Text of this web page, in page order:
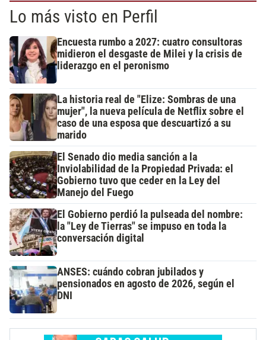
Lo más visto en Perfil
Encuesta rumbo a 2027: cuatro consultoras
midieron el desgaste de Milei y la crisis de
liderazgo en el peronismo
La historia real de "Elize: Sombras de una
mujer", la nueva película de Netflix sobre el
caso de una esposa que descuartizó a su
marido
El Senado dio media sanción a la
Inviolabilidad de la Propiedad Privada: el
Gobierno tuvo que ceder en la Ley del
Manejo del Fuego
El Gobierno perdió la pulseada del nombre:
la "Ley de Tierras" se impuso en toda la
conversación digital
ANSES: cuándo cobran jubilados y
pensionados en agosto de 2026, según el
DNI